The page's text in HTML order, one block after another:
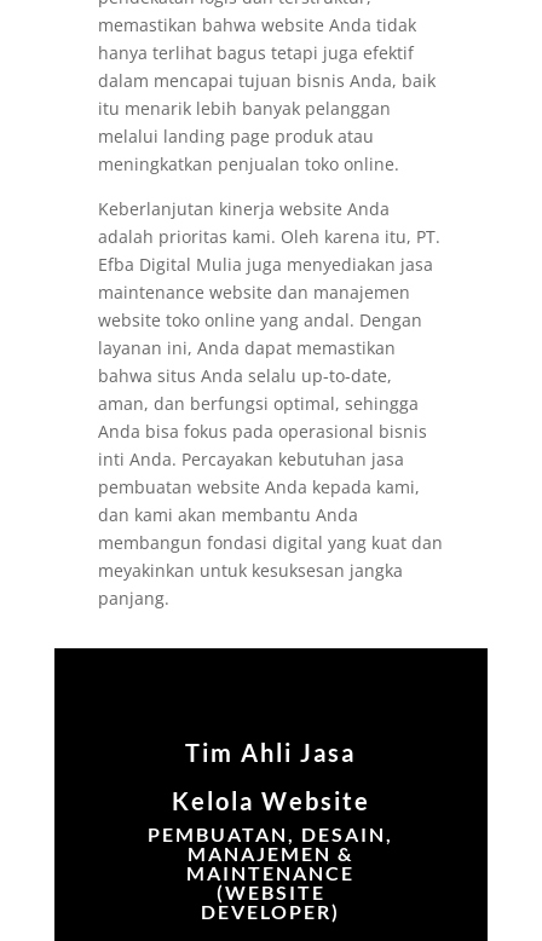
memastikan bahwa website Anda tidak
hanya terlihat bagus tetapi juga efektif
dalam mencapai tujuan bisnis Anda, baik
itu menarik lebih banyak pelanggan
melalui landing page produk atau
meningkatkan penjualan toko online.
Keberlanjutan kinerja website Anda
adalah prioritas kami. Oleh karena itu, PT.
Efba Digital Mulia juga menyediakan jasa
maintenance website dan manajemen
website toko online yang andal. Dengan
layanan ini, Anda dapat memastikan
bahwa situs Anda selalu up-to-date,
aman, dan berfungsi optimal, sehingga
Anda bisa fokus pada operasional bisnis
inti Anda. Percayakan kebutuhan jasa
pembuatan website Anda kepada kami,
dan kami akan membantu Anda
membangun fondasi digital yang kuat dan
meyakinkan untuk kesuksesan jangka
panjang.
Tim Ahli Jasa
Kelola Website
PEMBUATAN, DESAIN,
MANAJEMEN &
MAINTENANCE
(WEBSITE
DEVELOPER)